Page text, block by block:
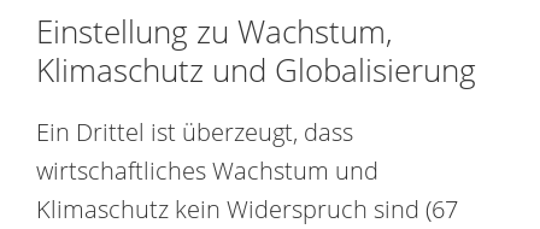
Einstellung zu Wachstum,
Klimaschutz und Globalisierung
Ein Drittel ist überzeugt, dass
wirtschaftliches Wachstum und
Klimaschutz kein Widerspruch sind (67